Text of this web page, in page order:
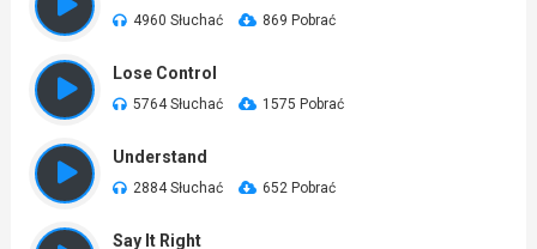
4960 Słuchać 869 Pobrać
Lose Control
5764 Słuchać 1575 Pobrać
Understand
2884 Słuchać 652 Pobrać
Say It Right